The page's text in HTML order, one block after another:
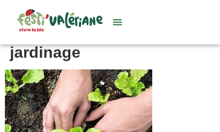
jardinage